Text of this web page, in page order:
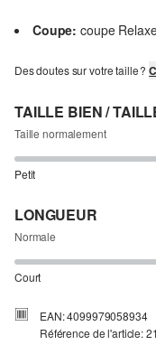
Coupe: coupe
Des doutes sur votre taille ?
TAILLE BIEN /
Taille normalement
Petit
LONGUEUR
Normale
Court
EAN: 4099979058934
Référence de l'article: